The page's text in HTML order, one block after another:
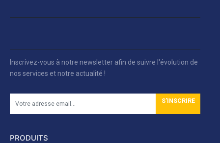
Inscrivez-vous à notre newsletter afin de suivre l'évolution de
nos services et notre actualité !
S'INSCRIRE
PRODUITS